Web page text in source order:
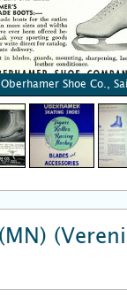
Shoe Co.,